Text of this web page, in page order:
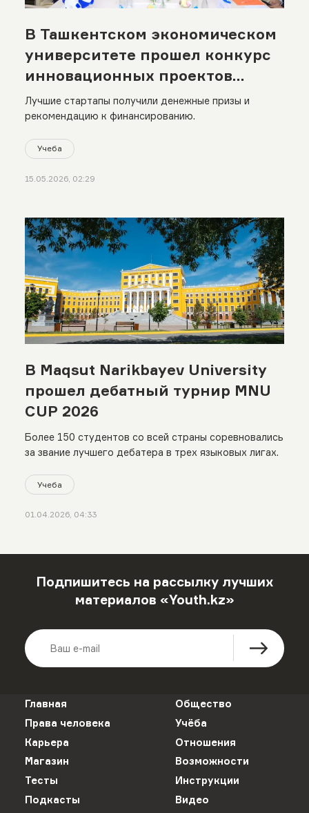
В Ташкентском экономическом
университете прошел конкурс
инновационных проектов
Ilhom-fest 2026
Лучшие стартапы получили денежные призы и
рекомендацию к финансированию.
Учеба
15.05.2026, 02:29
В Maqsut Narikbayev University
прошел дебатный турнир MNU
CUP 2026
Более 150 студентов со всей страны соревновались
за звание лучшего дебатера в трех языковых лигах.
Учеба
01.04.2026, 04:33
Подпишитесь на рассылку лучших
материалов «Youth.kz»
Главная
Общество
Права человека
Учёба
Карьера
Отношения
Магазин
Возможности
Тесты
Инструкции
Подкасты
Видео